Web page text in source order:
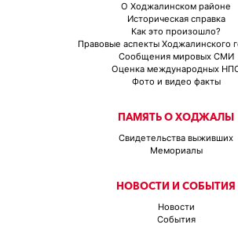
О Ходжалинском районе
Историческая справка
Как это произошло?
Правовые аспекты Ходжалинского
Сообщения мировых СМИ
Оценка международных
Фото и видео факты
ПАМЯТЬ О ХОДЖАЛЫ
Свидетельства выживших
Мемориалы
НОВОСТИ И СОБЫТИЯ
Новости
События